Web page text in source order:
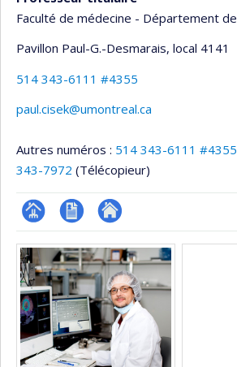
Faculté de médecine - Département
Pavillon Paul-G.-Desmarais, local 4141
514 343-6111 #4355
paul.cisek@umontreal.ca
Autres numéros : 514 343-6111 #4355
343-7972 (Télécopieur)
Page
professionnelle
(faculté,département,école)
CV
Autre
site
web
Médias